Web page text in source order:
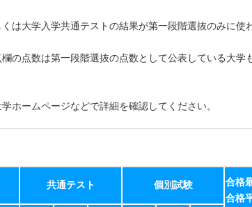
は大学入学共通テストの結果が第一段階選抜のみに使
の点数は第一段階選抜の点数として公表している大学
ホームページなどで詳細を確認してください。
共通テスト 個別試験
合格
合格